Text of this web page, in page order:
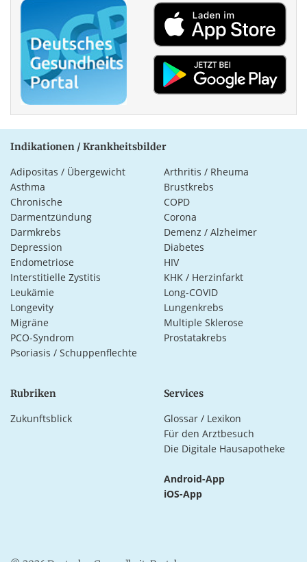
Indikationen / Krankheitsbilder
Adipositas / Übergewicht
Arthritis / Rheuma
Asthma
Brustkrebs
Chronische
Darmentzündung
COPD
Corona
Darmkrebs
Demenz / Alzheimer
Depression
Diabetes
Endometriose
HIV
Interstitielle Zystitis
KHK / Herzinfarkt
Leukämie
Long-COVID
Longevity
Lungenkrebs
Migräne
Multiple Sklerose
PCO-Syndrom
Prostatakrebs
Psoriasis / Schuppenflechte
Rubriken
Zukunftsblick
Services
Glossar / Lexikon
Für den Arztbesuch
Die Digitale Hausapotheke
Android-App
iOS-App